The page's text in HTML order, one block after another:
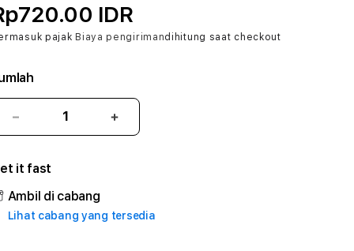
IDR
pajak Biaya pengirimandihitung saat checkout
Kurangi
jumlah
BENGKEL138
:
True
Iconic
Tambah
jumlah
True
Iconic
it fast
Ambil di cabang
Lihat cabang yang tersedia